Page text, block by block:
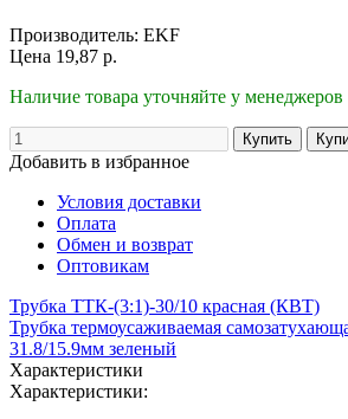
Производитель: EKF
Цена 19,87 р.
Наличие товара уточняйте у менеджеров
Добавить в избранное
Условия доставки
Оплата
Обмен и возврат
Оптовикам
Трубка ТТК-(3:1)-30/10 красная (КВТ)
Трубка термоусаживаемая
31.8/15.9мм зеленый
Характеристики
Характеристики: